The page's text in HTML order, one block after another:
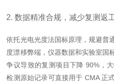
2. 数据精准合规，减少复测返
依托光电光度法国标原理，规避普
度漂移弊端，仪器数据和实验室国
争议导致的复测项目下降 90%，
检测原始记录可直接用于 CMA 正